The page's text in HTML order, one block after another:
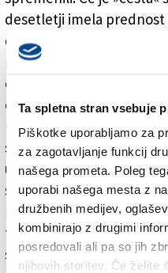
Ta spletna stran vsebuje
Piškotke uporabljamo za
za zagotavljanje funkcij
našega prometa. Poleg
uporabi našega mesta z
družbenih medijev,
kombinirajo z drugimi
posredovali ali pa so jih
njihovih storitev. Če želite
desetletji imela
danes ni več tako.
prednost pred
danes težje vzgojiti
čar obvladovanja žoge,
(Messi, Ronaldo,
skoraj nemogoče vzgojiti
učenja. Veliko te
samostojnim delom
nas odraslih, da
treningom čim več v
serviramo le med